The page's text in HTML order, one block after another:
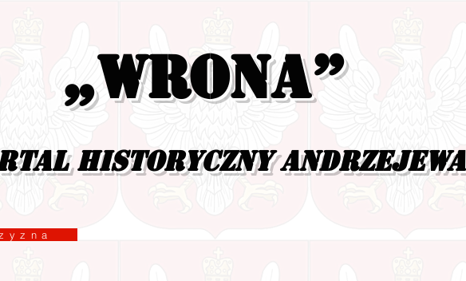
„Wrona”
historyczny Andrzejewa